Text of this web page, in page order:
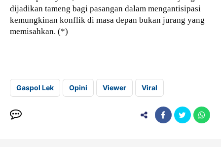
dijadikan tameng bagi pasangan dalam mengantisipasi
kemungkinan konflik di masa depan bukan jurang yang
memisahkan. (*)
Gaspol Lek Opini Viewer Viral